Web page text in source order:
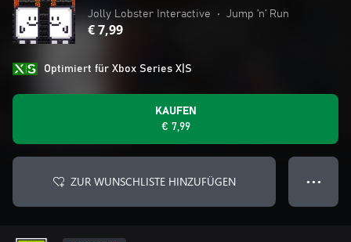
Jolly Lobster Interactive • Jump ’n’ Run
€ 7,99
Optimiert für Xbox Series X|S
KAUFEN
€ 7,99
ZUR WUNSCHLISTE HINZUFÜGEN ● ● ●